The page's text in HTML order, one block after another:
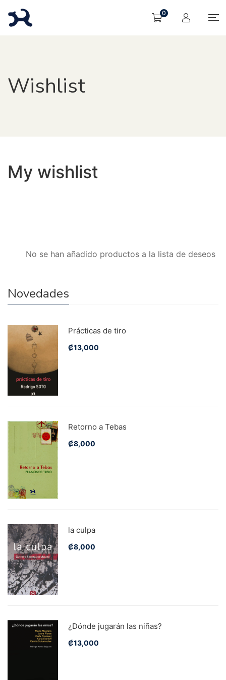
0
Wishlist
My wishlist
No se han añadido productos a la lista de deseos
Novedades
Prácticas de tiro
₡13,000
Retorno a Tebas
₡8,000
la culpa
₡8,000
¿Dónde jugarán las niñas?
₡13,000